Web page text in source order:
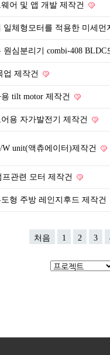
어 및 앱 개발 제작건
일체형모터를 적용한 미세
원심분리기 combi-408
업 제작건
tilt motor 제작건
용 자가발전기 제작건
W unit(액츄에이터)제작건
프관련 모터 제작건
형 주방 레인지후드 제작건
처음 1 2 3